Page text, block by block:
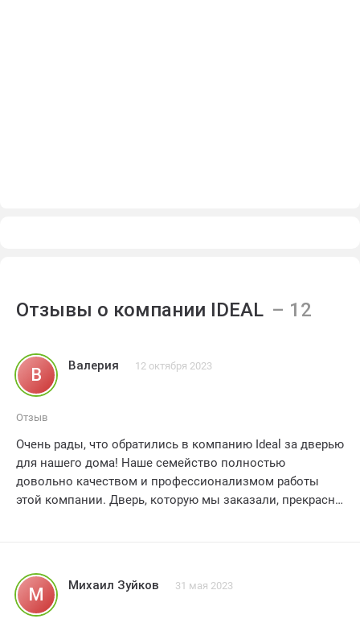
Отзывы о компании IDEAL
В Валерия 12 октября 2023
Отзыв
Очень рады, что обратились в компанию Ideal за дверью
для нашего дома! Наше семейство полностью
довольно качеством и профессионализмом работы
этой компании. Дверь, которую мы заказали, прекрасно
благодарны за отличное обслуживание и рекомендуем
компанию Ideal всем, кто ищет надежные и стильные
двери для своего дома! Большое спасибо!
М Михаил Зуйков 31 мая 2023